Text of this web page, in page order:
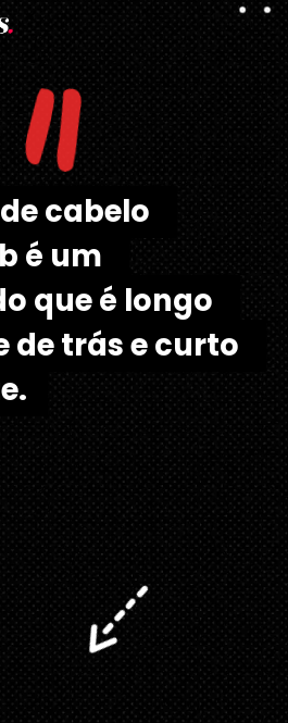
cabelo
é um
que é longo
de trás e curto
cabelo
é um
que é longo
de trás e curto